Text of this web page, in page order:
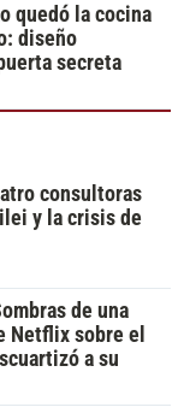
quedó la cocina
diseño
secreta
consultoras
y la crisis de
de una
Netflix sobre el
a su